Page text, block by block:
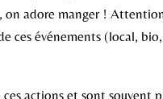
on adore manger !
ces événements (local,
actions et sont souvent